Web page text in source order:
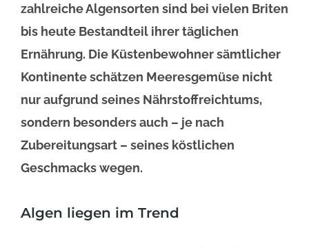
zahlreiche Algensorten sind bei vielen Briten
bis heute Bestandteil ihrer täglichen
Ernährung. Die Küstenbewohner sämtlicher
Kontinente schätzen Meeresgemüse nicht
nur aufgrund seines Nährstoffreichtums,
sondern besonders auch – je nach
Zubereitungsart – seines köstlichen
Geschmacks wegen.
Algen liegen im Trend